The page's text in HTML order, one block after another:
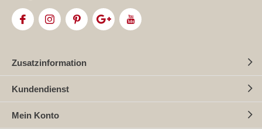
Zusatzinformation
Kundendienst
Mein Konto